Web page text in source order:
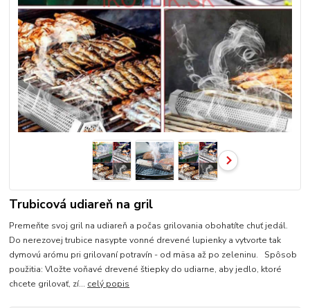
Trubicová udiareň na gril
Premeňte svoj gril na udiareň a počas grilovania obohatíte chuť jedál.
Do nerezovej trubice nasypte vonné drevené lupienky a vytvorte tak
dymovú arómu pri grilovaní potravín - od mäsa až po zeleninu. Spôsob
použitia: Vložte voňavé drevené štiepky do udiarne, aby jedlo, ktoré
chcete grilovať, zí... celý popis